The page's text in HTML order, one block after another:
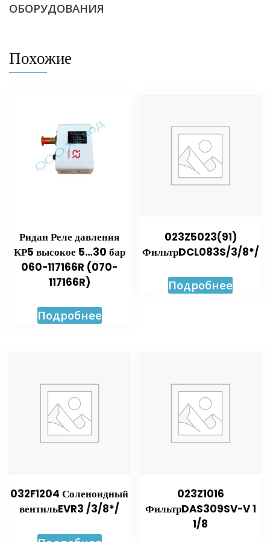
ОБОРУДОВАНИЯ
Похожие
Ридан Реле давления
КР5 высокое 5…30 бар
060-117166R (070-
117166R)
Подробнее
023Z5023(91)
ФильтрDCL083S/3/8*/
Подробнее
032F1204 Соленоидный
вентильEVR3 /3/8*/
023Z1016
ФильтрDAS309SV-V 1
1/8